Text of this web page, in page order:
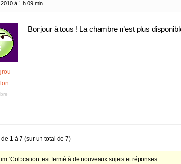
à 1 h 09 min
Bonjour à tous ! La chambre n’est plus
de 1 à 7 (sur un total de 7)
‘Colocation’ est fermé à de nouveaux sujets et réponses.